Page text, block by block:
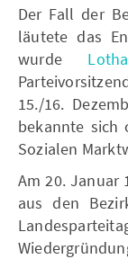
Der Fall der
läutete das
wurde
15./16.
bekannte sich
Sozialen
Am 20. Januar
aus den